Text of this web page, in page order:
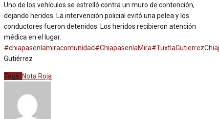
Uno de los vehículos se estrelló contra un muro de contención,
dejando heridos. La intervención policial evitó una pelea y los
conductores fueron detenidos. Los heridos recibieron atención
médica en el lugar.
#chiapasenlamiracomunidad#ChiapasenlaMira
Gutiérrez
Tags: Nota Roja